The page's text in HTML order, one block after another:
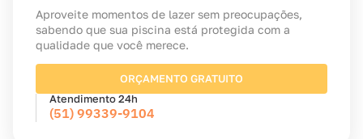
Aproveite momentos de lazer sem preocupações,
sabendo que sua piscina está protegida com a
qualidade que você merece.
ORÇAMENTO GRATUITO
Atendimento 24h
(51) 99339-9104